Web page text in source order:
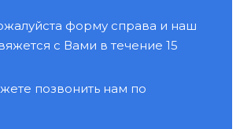
форму справа и наш
с Вами в течение 15
позвонить нам по